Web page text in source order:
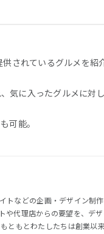
されているグルメを紹
気に入ったグルメに対
可能。
トなどの企画・デザイン制
や代理店からの要望を、デ